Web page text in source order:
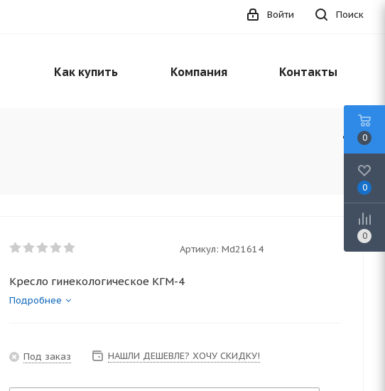
Поиск
Войти
Как купить Компания Контакты
Артикул: Md21614
Кресло гинекологическое КГМ-4
Подробнее
Под заказ НАШЛИ ДЕШЕВЛЕ? ХОЧУ СКИДКУ!
0
0
0